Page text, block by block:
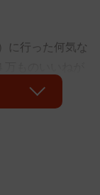
に行った何気な